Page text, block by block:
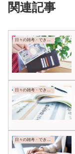
関連記事
日々の雑考・できごと
日々の雑考・できごと